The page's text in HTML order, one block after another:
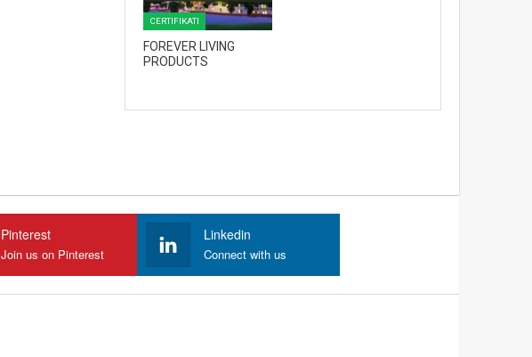
CERTIFIKATI
FOREVER LIVING
PRODUCTS
Pinterest
Join us on Pinterest
Linkedin
Connect with us